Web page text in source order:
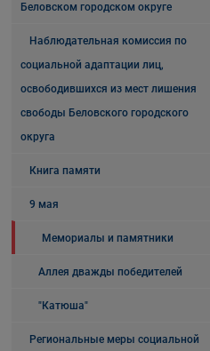
Беловском городском округе
Наблюдательная комиссия по
социальной адаптации лиц,
освободившихся из мест лишения
свободы Беловского городского
округа
Книга памяти
9 мая
Мемориалы и памятники
Аллея дважды победителей
"Катюша"
Региональные меры социальной